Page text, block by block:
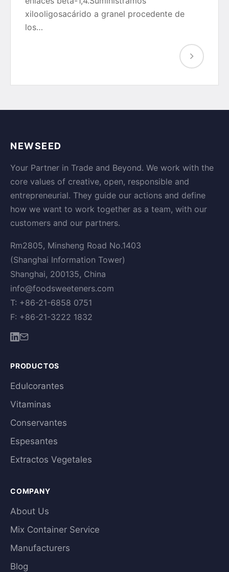
xilooligosacárido a granel procedente de
los…
NEWSEED
Your Partner in Trade and Beyond. We work with the
core values of creative, open, responsible and
entrepreneurial. They guide our actions and define
how we want to work together as a team, with our
customers and our partners.
Rm2805, Minsheng Road No.1403
(Shanghai Information Tower)
Shanghai, 200135, China
info@foodsweeteners.com
T: +86-21-6858 0751
F: +86-21-3222 1832
PRODUCTOS
Edulcorantes
Vitaminas
Conservantes
Espesantes
Extractos Vegetales
COMPANY
About Us
Mix Container Service
Manufacturers
Blog